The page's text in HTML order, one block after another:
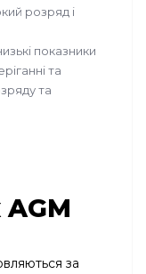
розряд і
показники
та
та
за